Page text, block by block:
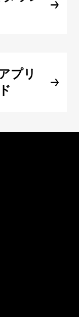
プリ